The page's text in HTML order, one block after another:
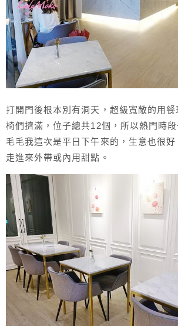
打開門後根本別有洞天，超級寬敞的用
椅們擠滿，位子總共12個，所以熱門時段
毛毛我這次是平日下午來的，生意也很好
走進來外帶或內用甜點。